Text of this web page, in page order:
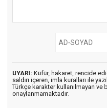
UYARI: Küfür, hakaret, rencide
saldırı içeren, imla kuralları ile
Türkçe karakter kullanılmayan ve
onaylanmamaktadır.